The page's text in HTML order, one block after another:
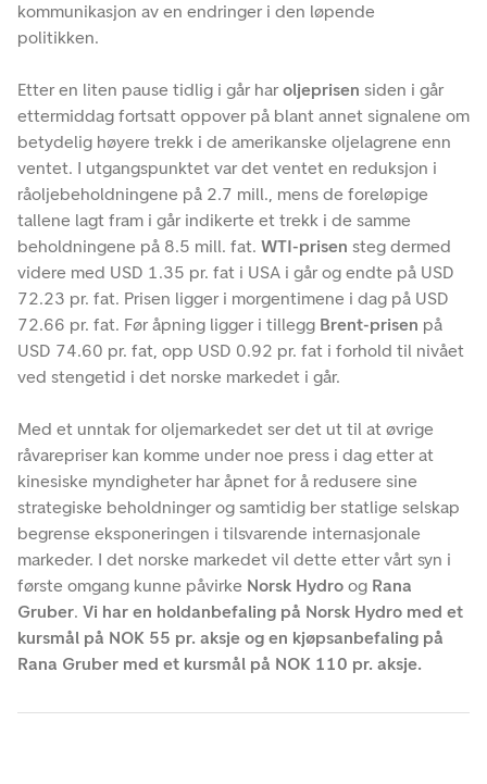
kommunikasjon av en endringer i den løpende
politikken.
Etter en liten pause tidlig i går har oljeprisen siden i går
ettermiddag fortsatt oppover på blant annet signalene om
betydelig høyere trekk i de amerikanske oljelagrene enn
ventet. I utgangspunktet var det ventet en reduksjon i
råoljebeholdningene på 2.7 mill., mens de foreløpige
tallene lagt fram i går indikerte et trekk i de samme
beholdningene på 8.5 mill. fat. WTI-prisen steg dermed
videre med USD 1.35 pr. fat i USA i går og endte på USD
72.23 pr. fat. Prisen ligger i morgentimene i dag på USD
72.66 pr. fat. Før åpning ligger i tillegg Brent-prisen på
USD 74.60 pr. fat, opp USD 0.92 pr. fat i forhold til nivået
ved stengetid i det norske markedet i går.
Med et unntak for oljemarkedet ser det ut til at øvrige
råvarepriser kan komme under noe press i dag etter at
kinesiske myndigheter har åpnet for å redusere sine
strategiske beholdninger og samtidig ber statlige selskap
begrense eksponeringen i tilsvarende internasjonale
markeder. I det norske markedet vil dette etter vårt syn i
første omgang kunne påvirke Norsk Hydro og Rana
Gruber. Vi har en holdanbefaling på Norsk Hydro med et
kursmål på NOK 55 pr. aksje og en kjøpsanbefaling på
Rana Gruber med et kursmål på NOK 110 pr. aksje.